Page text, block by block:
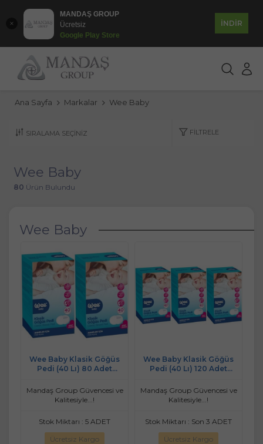
MANDAŞ GROUP
Ücretsiz
Google Play Store
İNDİR
Ana Sayfa Markalar Wee Baby
FILTRELE
Wee Baby
80 Ürün Bulundu
Wee Baby
Wee Baby Klasik Göğüs
Pedi (40 Lı) 80 Adet
Mandaş Group Güvencesi ve
Kalitesiyle...!
Stok Miktarı : 5 ADET
Ücretsiz Kargo
Wee Baby Klasik Göğüs
Pedi (40 Lı) 120 Adet
Mandaş Group Güvencesi ve
Kalitesiyle...!
Stok Miktarı : Son 3 ADET
Ücretsiz Kargo